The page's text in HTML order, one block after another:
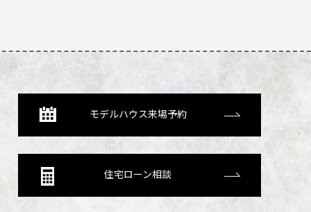
モデルハウス来場予約
住宅ローン相談